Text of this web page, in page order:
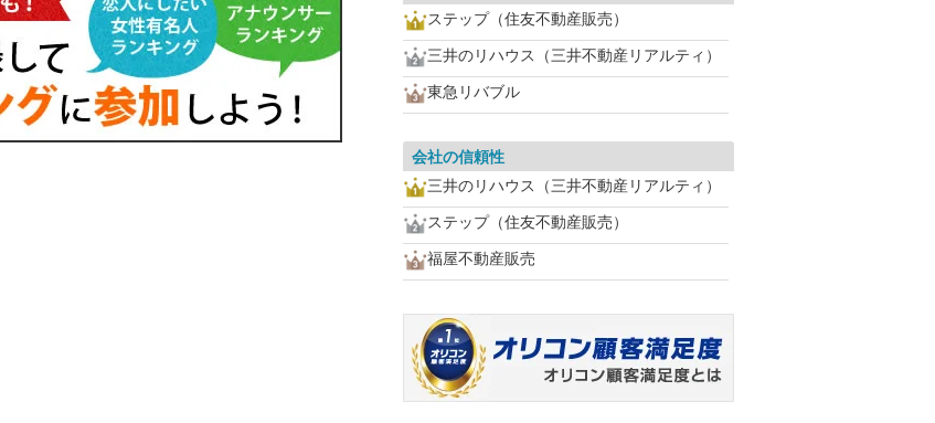
ステップ（住友不動産販売）
三井のリハウス（三井不動産リアルティ）
東急リバブル
会社の信頼性
三井のリハウス（三井不動産リアルティ）
ステップ（住友不動産販売）
福屋不動産販売